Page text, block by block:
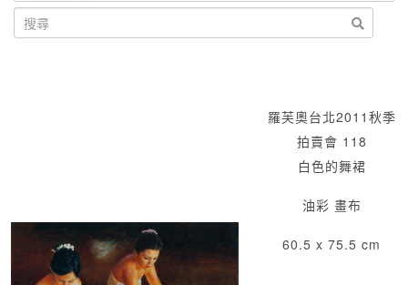
羅芙奧台北2011秋季
拍賣會 118
白色的舞裙
油彩 畫布
60.5 x 75.5 cm